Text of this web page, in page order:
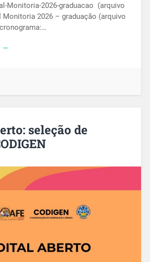
Monitoria-2026-graduacao (arquivo
Monitoria 2026 – graduação (arquivo
→
seleção de